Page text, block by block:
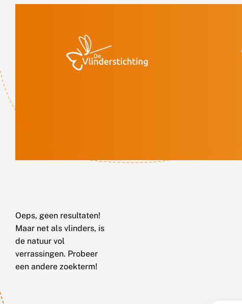
Oeps, geen resultaten!
Maar net als vlinders, is
de natuur vol
verrassingen. Probeer
een andere zoekterm!